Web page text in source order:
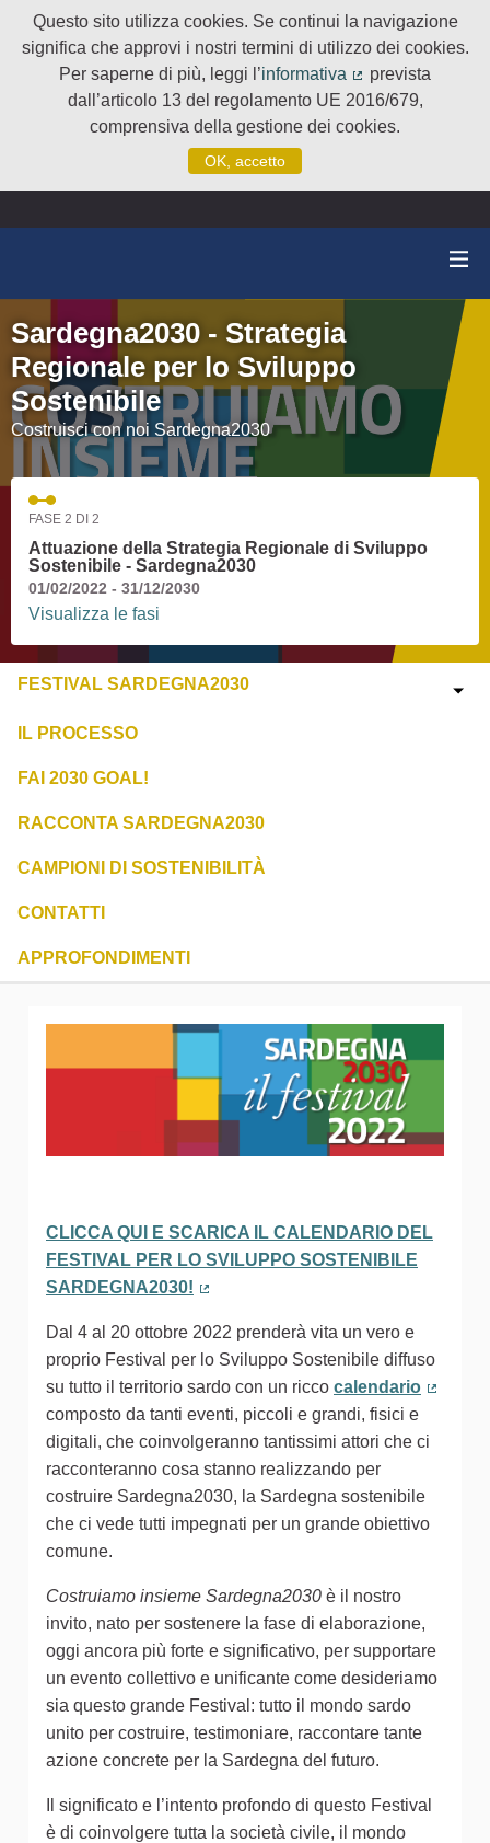
Questo sito utilizza cookies. Se continui la navigazione
significa che approvi i nostri termini di utilizzo dei cookies.
Per saperne di più, leggi l’informativa
(Collegamento
prevista
dall’articolo 13 del regolamento UE 2016/679,
comprensiva della gestione dei cookies.
OK, accetto
Sardegna2030 - Strategia
Regionale per lo Sviluppo
Sostenibile
Costruisci con noi Sardegna2030
FASE 2 DI 2
Attuazione della Strategia Regionale di Sviluppo
Sostenibile - Sardegna2030
01/02/2022 - 31/12/2030
Visualizza le fasi
FESTIVAL SARDEGNA2030
IL PROCESSO
FAI 2030 GOAL!
RACCONTA SARDEGNA2030
CAMPIONI DI SOSTENIBILITÀ
CONTATTI
APPROFONDIMENTI
CLICCA QUI E SCARICA IL CALENDARIO DEL
FESTIVAL PER LO SVILUPPO SOSTENIBILE
SARDEGNA2030!
Dal 4 al 20 ottobre 2022 prenderà vita un vero e
proprio Festival per lo Sviluppo Sostenibile diffuso
su tutto il territorio sardo con un ricco calendario
composto da tanti eventi, piccoli e grandi, fisici e
digitali, che coinvolgeranno tantissimi attori che ci
racconteranno cosa stanno realizzando per
costruire Sardegna2030, la Sardegna sostenibile
che ci vede tutti impegnati per un grande obiettivo
comune.
Costruiamo insieme Sardegna2030 è il nostro
invito, nato per sostenere la fase di elaborazione,
oggi ancora più forte e significativo, per supportare
un evento collettivo e unificante come desideriamo
sia questo grande Festival: tutto il mondo sardo
unito per costruire, testimoniare, raccontare tante
azione concrete per la Sardegna del futuro.
Il significato e l’intento profondo di questo Festival
è di coinvolgere tutta la società civile, il mondo